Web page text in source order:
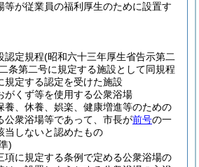
等が従業員の福利厚生のために設置す
認定規程(昭和六十三年厚生省告示第二
条第二号に規定する施設として同規程
規定する認定を受けた施設
がくず等を使用する公衆浴場
養、休養、娯楽、健康増進等のための
公衆浴場等であって、市長が前号の一
当しないと認めたもの
)
項に規定する条例で定める公衆浴場の